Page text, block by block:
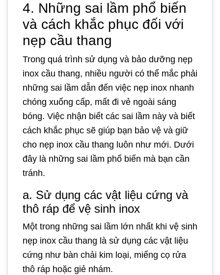
4. Những sai lầm phổ biến
và cách khắc phục đối với
nẹp cầu thang
Trong quá trình sử dụng và bảo dưỡng nẹp
inox cầu thang, nhiều người có thể mắc phải
những sai lầm dẫn đến việc nẹp inox nhanh
chóng xuống cấp, mất đi vẻ ngoài sáng
bóng. Việc nhận biết các sai lầm này và biết
cách khắc phục sẽ giúp bạn bảo vệ và giữ
cho nẹp inox cầu thang luôn như mới. Dưới
đây là những sai lầm phổ biến mà bạn cần
tránh.
a. Sử dụng các vật liệu cứng và
thô ráp để vệ sinh inox
Một trong những sai lầm lớn nhất khi vệ sinh
nẹp inox cầu thang là sử dụng các vật liệu
cứng như bàn chải kim loại, miếng cọ rửa
thô ráp hoặc giẻ nhám.